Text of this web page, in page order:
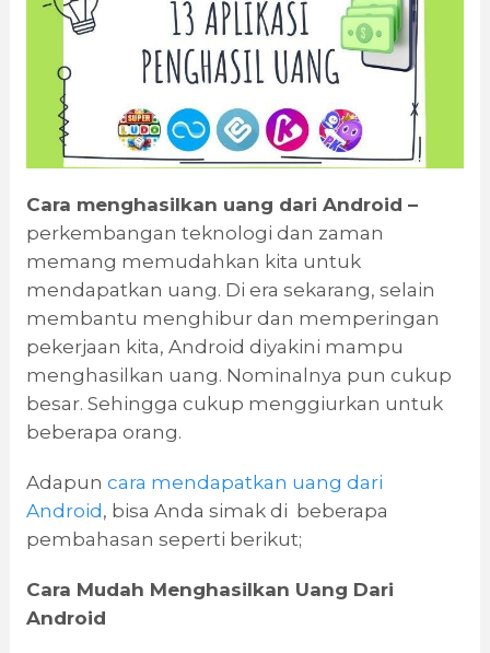
Cara menghasilkan uang dari Android –
perkembangan teknologi dan zaman
memang memudahkan kita untuk
mendapatkan uang. Di era sekarang, selain
membantu menghibur dan memperingan
pekerjaan kita, Android diyakini mampu
menghasilkan uang. Nominalnya pun cukup
besar. Sehingga cukup menggiurkan untuk
beberapa orang.
Adapun cara mendapatkan uang dari
Android , bisa Anda simak di beberapa
pembahasan seperti berikut;
Cara Mudah Menghasilkan Uang Dari
Android